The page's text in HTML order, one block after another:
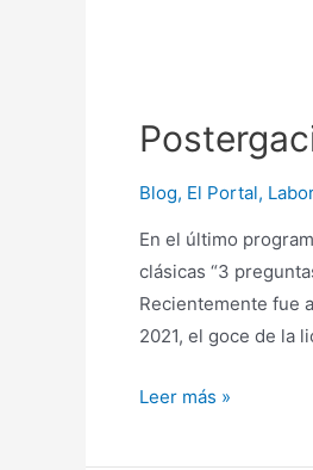
Blog, El Portal,
En el último
clásicas “3
Recientemente fue
2021, el goce de la
Postergación
Leer más »